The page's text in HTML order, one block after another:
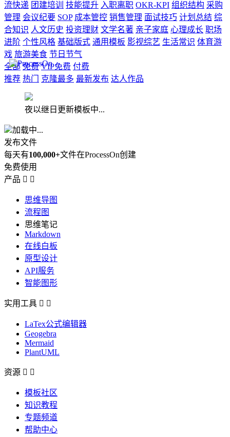
流快递 团建培训 技能提升 入职离职 OKR-KPI 组织结构 采购
管理 会议纪要 SOP 成本管控 销售管理 面试技巧 计划总结 综
合知识 人文历史 投资理财 文学名著 亲子家庭 心理成长 职场
进阶 个性风格 基础版式 通用模板 影视综艺 生活常识 体育游
戏 旅游美食 节日节气
全部 免费 VIP免费 付费
推荐 热门 克隆最多 最新发布 达人作品
夜以继日更新模板中...
加载中...
发布文件
每天有100,000+文件在ProcessOn创建
免费使用
产品  
思维导图
流程图
思维笔记
Markdown
在线白板
原型设计
API服务
智能图形
实用工具  
LaTex公式编辑器
Geogebra
Mermaid
PlantUML
资源  
模板社区
知识教程
专题频道
帮助中心